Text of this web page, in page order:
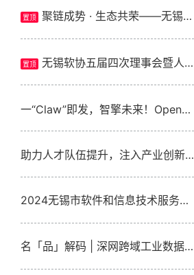
置顶 聚链成势 · 生态共荣——无锡市软件行业协会五届四次会员代表大会暨2026产业创新发展大会圆满召开
置顶 无锡软协五届四次理事会暨人工智能专委会筹备工作会议圆满举行
一“Claw”即发，智擎未来！OpenClaw首场沙龙点燃无锡，这场AI盛宴干货满满
助力人才队伍提升，注入产业创新力量——2024下半年全国软考（无锡考区）考试顺利举行
2024无锡市软件和信息技术服务业高质量发展峰会暨“无锡IT之夜”颁奖盛典成功举办
名「品」解码 | 深网跨域工业数据采集交换系统